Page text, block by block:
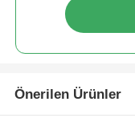
Önerilen Ürünler